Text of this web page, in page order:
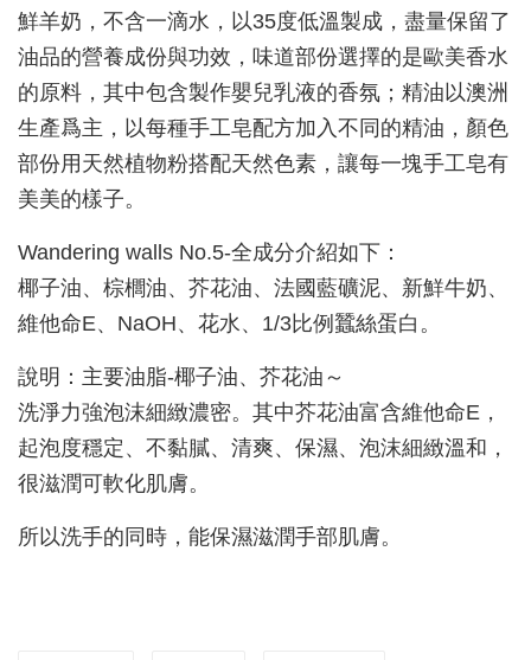
鮮羊奶，不含一滴水，以35度低溫製成，盡量保留了
油品的營養成份與功效，味道部份選擇的是歐美香水
的原料，其中包含製作嬰兒乳液的香氛；精油以澳洲
生產爲主，以每種手工皂配方加入不同的精油，顏色
部份用天然植物粉搭配天然色素，讓每一塊手工皂有
美美的樣子。
Wandering walls No.5-全成分介紹如下：
椰子油、棕櫚油、芥花油、法國藍礦泥、新鮮牛奶、
維他命E、NaOH、花水、1/3比例蠶絲蛋白。
說明：主要油脂-椰子油、芥花油～
洗淨力強泡沫細緻濃密。其中芥花油富含維他命E，
起泡度穩定、不黏膩、清爽、保濕、泡沫細緻溫和，
很滋潤可軟化肌膚。
所以洗手的同時，能保濕滋潤手部肌膚。